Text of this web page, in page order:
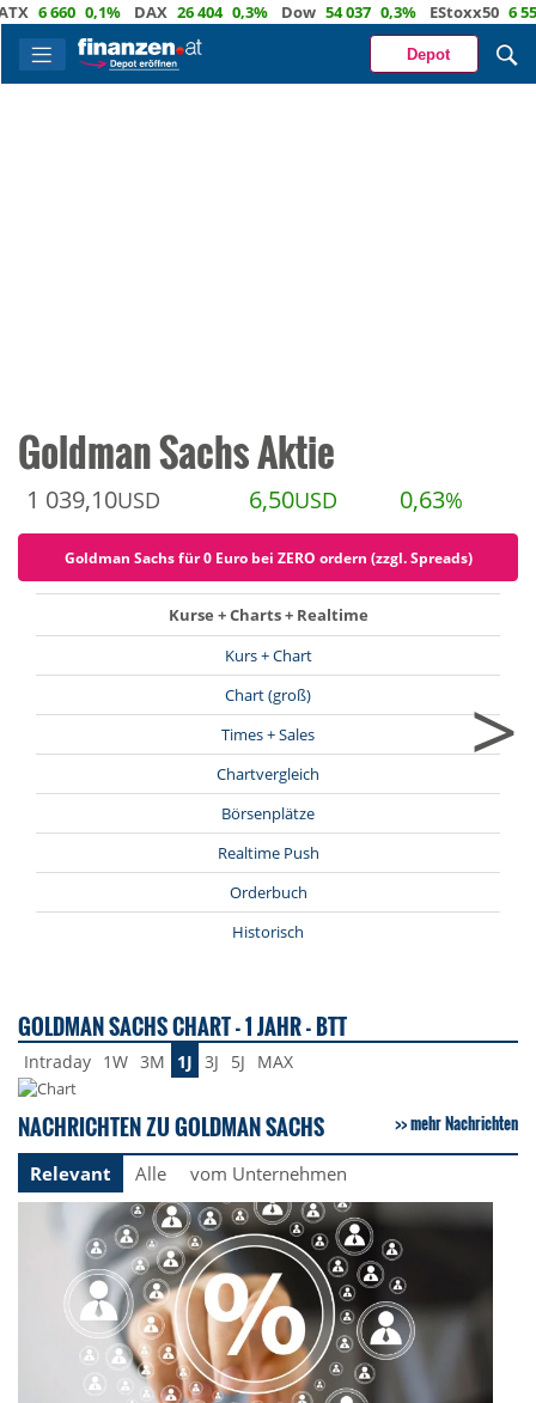
0,1% DAX 26 404 0,3% Dow 54 037 0,3% EStoxx50 6 554 0,5%
Depot
Goldman Sachs Aktie
1 039,10USD 6,50USD 0,63%
Goldman Sachs für 0 Euro bei ZERO ordern (zzgl. Spreads)
Kurse + Charts + Realtime
Kurs + Chart
Chart (groß)
Times + Sales
Chartvergleich
Börsenplätze
Realtime Push
Orderbuch
Historisch
>
GOLDMAN SACHS CHART - 1 JAHR - BTT
Intraday 1W 3M 1J 3J 5J MAX
NACHRICHTEN ZU GOLDMAN SACHS mehr Nachrichten
Relevant Alle vom Unternehmen